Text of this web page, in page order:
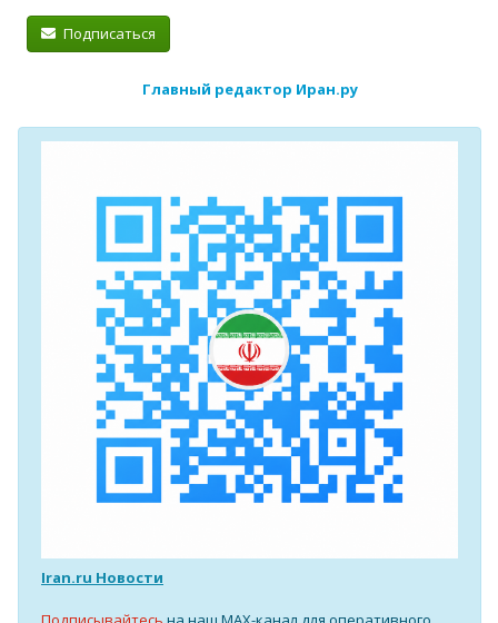
Подписаться
Главный редактор Иран.ру
Iran.ru Новости